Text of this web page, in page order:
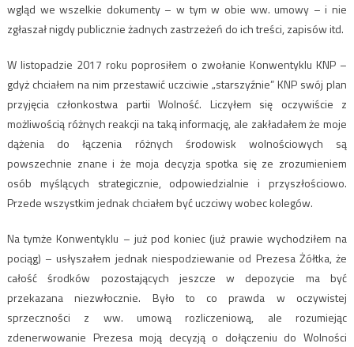
wgląd we wszelkie dokumenty – w tym w obie ww. umowy – i nie
zgłaszał nigdy publicznie żadnych zastrzeżeń do ich treści, zapisów itd.
W listopadzie 2017 roku poprosiłem o zwołanie Konwentyklu KNP –
gdyż chciałem na nim przestawić uczciwie „starszyźnie” KNP swój plan
przyjęcia członkostwa partii Wolność. Liczyłem się oczywiście z
możliwością różnych reakcji na taką informację, ale zakładałem że moje
dążenia do łączenia różnych środowisk wolnościowych są
powszechnie znane i że moja decyzja spotka się ze zrozumieniem
osób myślących strategicznie, odpowiedzialnie i przyszłościowo.
Przede wszystkim jednak chciałem być uczciwy wobec kolegów.
Na tymże Konwentyklu – już pod koniec (już prawie wychodziłem na
pociąg) – usłyszałem jednak niespodziewanie od Prezesa Żółtka, że
całość środków pozostających jeszcze w depozycie ma być
przekazana niezwłocznie. Było to co prawda w oczywistej
sprzeczności z ww. umową rozliczeniową, ale rozumiejąc
zdenerwowanie Prezesa moją decyzją o dołączeniu do Wolności